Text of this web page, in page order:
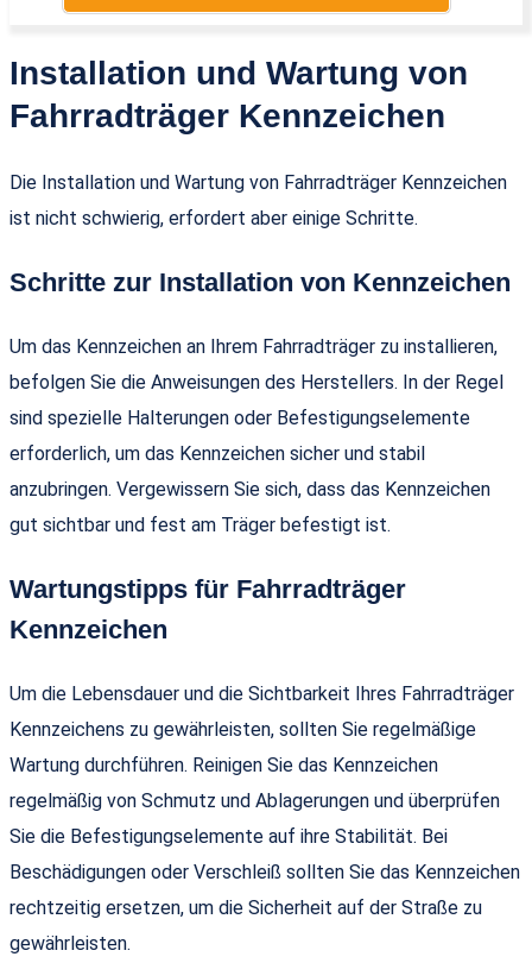
Installation und Wartung von
Fahrradträger Kennzeichen
Die Installation und Wartung von Fahrradträger Kennzeichen
ist nicht schwierig, erfordert aber einige Schritte.
Schritte zur Installation von Kennzeichen
Um das Kennzeichen an Ihrem Fahrradträger zu installieren,
befolgen Sie die Anweisungen des Herstellers. In der Regel
sind spezielle Halterungen oder Befestigungselemente
erforderlich, um das Kennzeichen sicher und stabil
anzubringen. Vergewissern Sie sich, dass das Kennzeichen
gut sichtbar und fest am Träger befestigt ist.
Wartungstipps für Fahrradträger
Kennzeichen
Um die Lebensdauer und die Sichtbarkeit Ihres Fahrradträger
Kennzeichens zu gewährleisten, sollten Sie regelmäßige
Wartung durchführen. Reinigen Sie das Kennzeichen
regelmäßig von Schmutz und Ablagerungen und überprüfen
Sie die Befestigungselemente auf ihre Stabilität. Bei
Beschädigungen oder Verschleiß sollten Sie das Kennzeichen
rechtzeitig ersetzen, um die Sicherheit auf der Straße zu
gewährleisten.